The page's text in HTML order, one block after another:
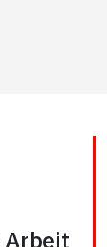
Arbeit